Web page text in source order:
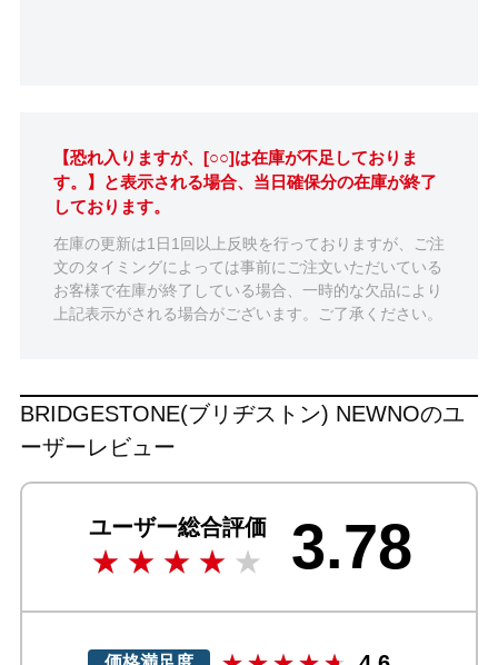
【恐れ入りますが、[○○]は在庫が不足しておりま
す。】と表示される場合、当日確保分の在庫が終了
しております。
在庫の更新は1日1回以上反映を行っておりますが、ご注
文のタイミングによっては事前にご注文いただいている
お客様で在庫が終了している場合、一時的な欠品により
上記表示がされる場合がございます。ご了承ください。
BRIDGESTONE(ブリヂストン) NEWNOのユ
ーザーレビュー
ユーザー総合評価 3.78